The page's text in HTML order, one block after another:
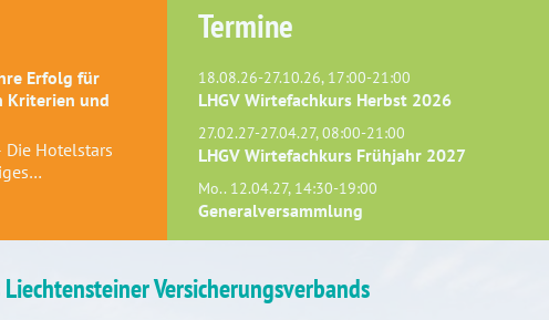
Erfolg für
Kriterien und
Die Hotelstars
Termine
18.08.26-27.10.26, 17:00-21:00
LHGV Wirtefachkurs Herbst 2026
27.02.27-27.04.27, 08:00-21:00
LHGV Wirtefachkurs Frühjahr 2027
Mo.. 12.04.27, 14:30-19:00
Generalversammlung
Versicherungsverbands